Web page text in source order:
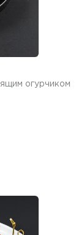
огурчиком